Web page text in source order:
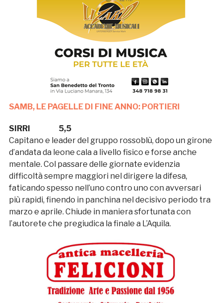
SAMB, LE PAGELLE DI FINE ANNO: PORTIERI
SIRRI 5,5
Capitano e leader del gruppo rossoblù, dopo un girone
d’andata da leone cala a livello fisico e forse anche
mentale. Col passare delle giornate evidenzia
difficoltà sempre maggiori nel dirigere la difesa,
faticando spesso nell’uno contro uno con avversari
più rapidi, finendo in panchina nel decisivo periodo tra
marzo e aprile. Chiude in maniera sfortunata con
l’autorete che pregiudica la finale a L’Aquila.